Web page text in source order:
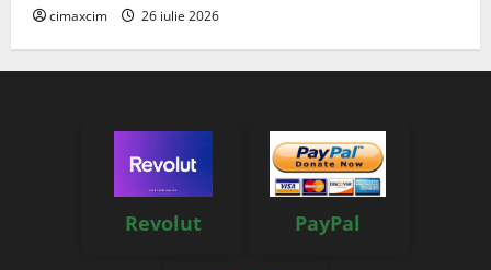
cimaxcim 26 iulie 2026
Revolut PayPal